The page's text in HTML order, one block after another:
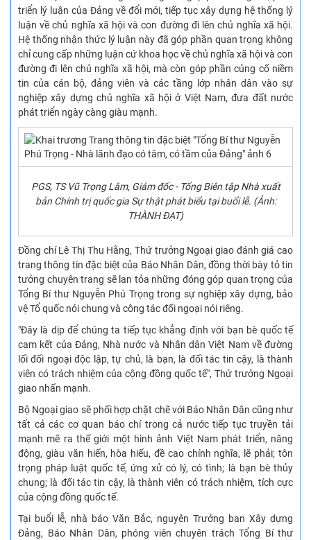
triển lý luận của Đảng về đổi mới, tiếp tục xây dựng hệ thống lý
luận về chủ nghĩa xã hội và con đường đi lên chủ nghĩa xã hội.
Hệ thống nhận thức lý luận này đã góp phần quan trọng không
chỉ cung cấp những luận cứ khoa học về chủ nghĩa xã hội và con
đường đi lên chủ nghĩa xã hội, mà còn góp phần củng cố niềm
tin của cán bộ, đảng viên và các tầng lớp nhân dân vào sự
nghiệp xây dựng chủ nghĩa xã hội ở Việt Nam, đưa đất nước
phát triển ngày càng giàu mạnh.
PGS, TS Vũ Trọng Lâm, Giám đốc - Tổng Biên tập Nhà xuất
bản Chính trị quốc gia Sự thật phát biểu tại buổi lễ. (Ảnh:
THÀNH ĐẠT)
Đồng chí Lê Thị Thu Hằng, Thứ trưởng Ngoại giao đánh giá cao
trang thông tin đặc biệt của Báo Nhân Dân, đồng thời bày tỏ tin
tưởng chuyên trang sẽ lan tỏa những đóng góp quan trọng của
Tổng Bí thư Nguyễn Phú Trọng trong sự nghiệp xây dựng, bảo
vệ Tổ quốc nói chung và công tác đối ngoại nói riêng.
"Đây là dịp để chúng ta tiếp tục khẳng định với bạn bè quốc tế
cam kết của Đảng, Nhà nước và Nhân dân Việt Nam về đường
lối đối ngoại độc lập, tự chủ, là bạn, là đối tác tin cậy, là thành
viên có trách nhiệm của cộng đồng quốc tế", Thứ trưởng Ngoại
giao nhấn mạnh.
Bộ Ngoại giao sẽ phối hợp chặt chẽ với Báo Nhân Dân cũng như
tất cả các cơ quan báo chí trong cả nước tiếp tục truyền tải
mạnh mẽ ra thế giới một hình ảnh Việt Nam phát triển, năng
động, giàu văn hiến, hòa hiếu, đề cao chính nghĩa, lẽ phải; tôn
trọng pháp luật quốc tế, ứng xử có lý, có tình; là bạn bè thủy
chung; là đối tác tin cậy, là thành viên có trách nhiệm, tích cực
của cộng đồng quốc tế.
Tại buổi lễ, nhà báo Văn Bắc, nguyên Trưởng ban Xây dựng
Đảng, Báo Nhân Dân, phóng viên chuyên trách Tổng Bí thư